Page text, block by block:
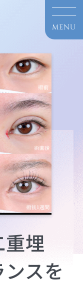
重埋
スを